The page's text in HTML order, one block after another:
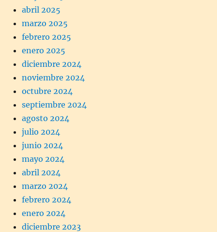
abril 2025
marzo 2025
febrero 2025
enero 2025
diciembre 2024
noviembre 2024
octubre 2024
septiembre 2024
agosto 2024
julio 2024
junio 2024
mayo 2024
abril 2024
marzo 2024
febrero 2024
enero 2024
diciembre 2023